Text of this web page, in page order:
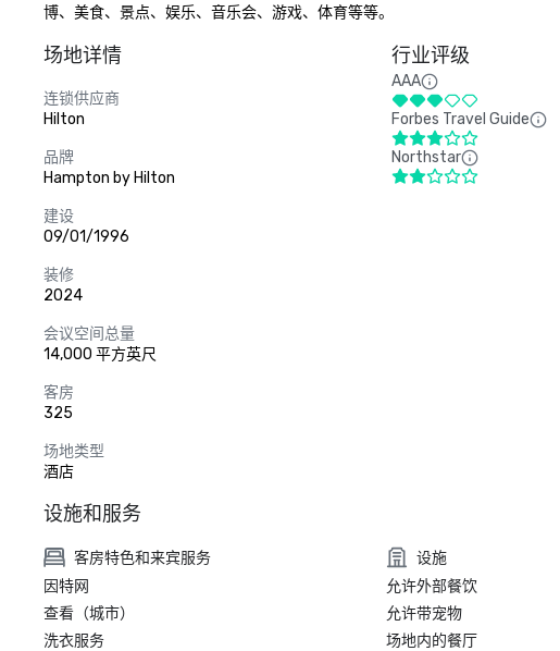
博、美食、景点、娱乐、音乐会、游戏、体育等等。
场地详情
连锁供应商
Hilton
品牌
Hampton by Hilton
建设
09/01/1996
装修
2024
会议空间总量
14,000 平方英尺
客房
325
场地类型
酒店
行业评级
AAA
Forbes Travel Guide
Northstar
设施和服务
客房特色和来宾服务
因特网
查看（城市）
洗衣服务
设施
允许外部餐饮
允许带宠物
场地内的餐厅